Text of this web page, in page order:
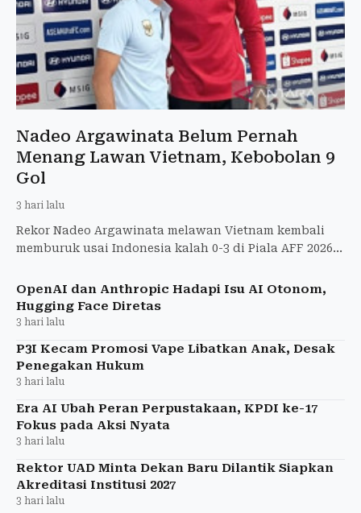
Nadeo Argawinata Belum Pernah
Menang Lawan Vietnam, Kebobolan 9
Gol
3 hari lalu
Rekor Nadeo Argawinata melawan Vietnam kembali
memburuk usai Indonesia kalah 0-3 di Piala AFF 2026.
OpenAI dan Anthropic Hadapi Isu AI Otonom,
Hugging Face Diretas
3 hari lalu
P3I Kecam Promosi Vape Libatkan Anak, Desak
Penegakan Hukum
3 hari lalu
Era AI Ubah Peran Perpustakaan, KPDI ke-17
Fokus pada Aksi Nyata
3 hari lalu
Rektor UAD Minta Dekan Baru Dilantik Siapkan
Akreditasi Institusi 2027
3 hari lalu